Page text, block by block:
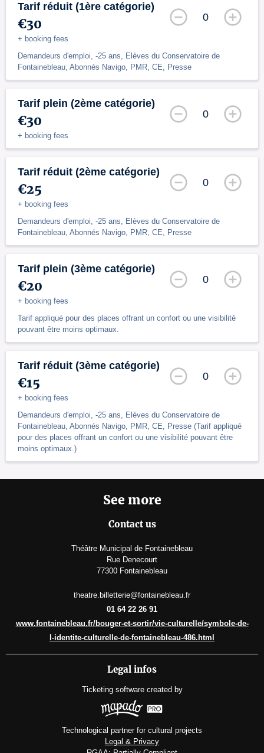
Tarif réduit (1ère catégorie)
€30
+ booking fees
Demandeurs d'emploi, -25 ans, Elèves du Conservatoire de
Fontainebleau, Abonnés Navigo, PMR, CE, Presse
0
Tarif plein (2ème catégorie)
€30
+ booking fees
0
Tarif réduit (2ème catégorie)
€25
+ booking fees
Demandeurs d'emploi, -25 ans, Elèves du Conservatoire de
Fontainebleau, Abonnés Navigo, PMR, CE, Presse
0
Tarif plein (3ème catégorie)
€20
+ booking fees
Tarif appliqué pour des places offrant un confort ou une visibilité
pouvant être moins optimaux.
0
Tarif réduit (3ème catégorie)
€15
+ booking fees
Demandeurs d'emploi, -25 ans, Elèves du Conservatoire de
Fontainebleau, Abonnés Navigo, PMR, CE, Presse (Tarif appliqué
pour des places offrant un confort ou une visibilité pouvant être
moins optimaux.)
0
See more
Contact us
Théâtre Municipal de Fontainebleau
Rue Denecourt
77300 Fontainebleau
theatre.billetterie@fontainebleau.fr
01 64 22 26 91
www.fontainebleau.fr/bouger-et-sortir/vie-culturelle/symbole-de-
l-identite-culturelle-de-fontainebleau-486.html
Legal infos
Ticketing software created by
Technological partner for cultural projects
Legal & Privacy